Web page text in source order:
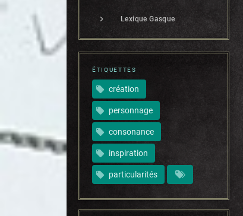
Lexique Gasque
ÉTIQUETTES
création
personnage
consonance
inspiration
particularités